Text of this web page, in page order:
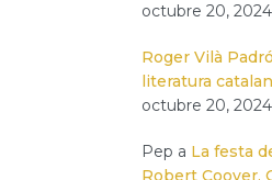
octubre 20, 2024
Roger Vilà Padró
literatura
octubre 20, 2024
Pep a La festa
Robert Coover,